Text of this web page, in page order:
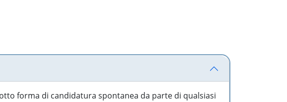
forma di candidatura spontanea da parte di qualsiasi